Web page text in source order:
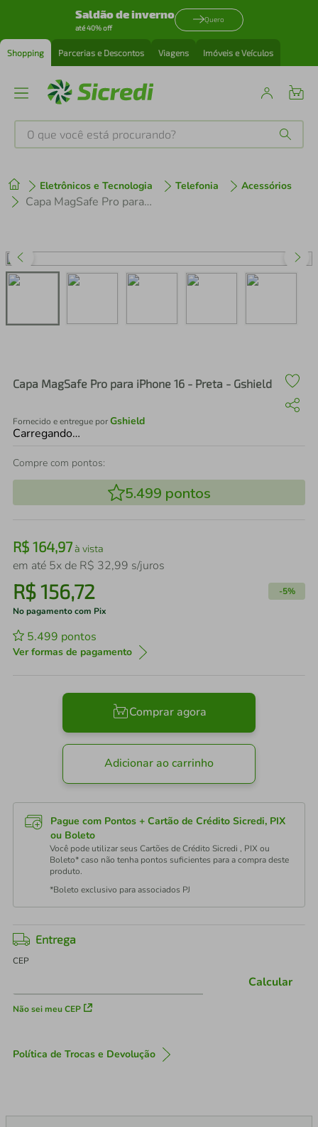
Saldão de inverno
até 40% off
Quero
Shopping Parcerias e Descontos Viagens Imóveis e Veículos
O que você está procurando?
Eletrônicos e Tecnologia Telefonia Acessórios
Capa MagSafe Pro para iPhone 16 - Preta - Gshield
Capa MagSafe Pro para iPhone 16 - Preta - Gshield
Fornecido e entregue porGshield
Carregando…
Compre com pontos:
5.499 pontos
R$ 164,97à vista
em até 5x de R$ 32,99 s/juros
R$156,72 -5%
No pagamento com Pix
5.499 pontos
Ver formas de pagamento
Comprar agora
Adicionar ao carrinho
Pague com Pontos + Cartão de Crédito Sicredi, PIX
ou Boleto
Você pode utilizar seus Cartões de Crédito Sicredi , PIX ou
Boleto* caso não tenha pontos suficientes para a compra deste
produto.
*Boleto exclusivo para associados PJ
Entrega
CEP
Não sei meu CEP
Calcular
Política de Trocas e Devolução
1º tenis
perfume